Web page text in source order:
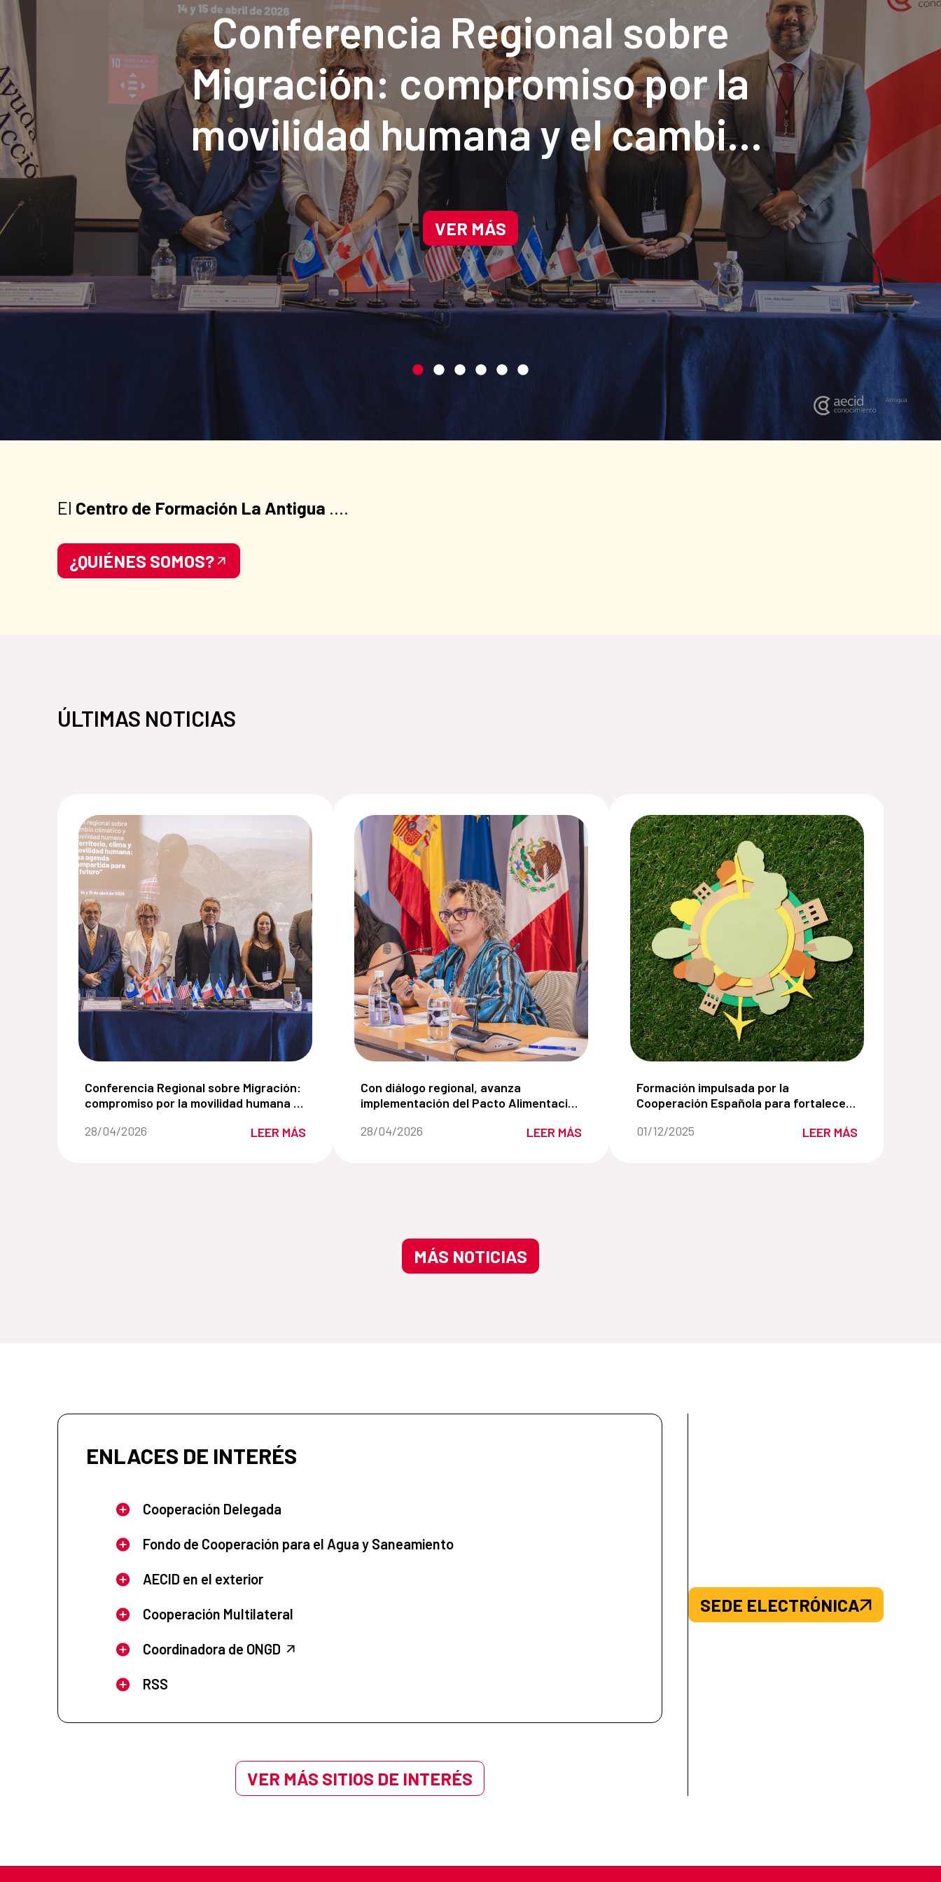
Conferencia Regional sobre
Migración: compromiso por la
movilidad humana y el cambio
climático
VER MÁS
El Centro de Formación La Antigua ....
¿QUIÉNES SOMOS?
ÚLTIMAS NOTICIAS
Conferencia Regional sobre Migración: compromiso por la movilidad humana y el cambio climático:
Conferencia Regional sobre Migración:
compromiso por la movilidad humana y
Fecha de la noticia::
28/04/2026 LEER MÁS
Con diálogo regional, avanza implementación del Pacto Alimentación Primero:
Con diálogo regional, avanza
implementación del Pacto Alimentación
Fecha de la noticia::
28/04/2026 LEER MÁS
Formación impulsada por la Cooperación Española
Formación impulsada por la
Cooperación Española para fortalecer
consumo más sostenible
Fecha de la noticia::
01/12/2025 LEER MÁS
MÁS NOTICIAS
ENLACES DE INTERÉS
Cooperación Delegada
Fondo de Cooperación para el Agua y Saneamiento
AECID en el exterior
Cooperación Multilateral
Coordinadora de ONGD
RSS
VER MÁS SITIOS DE INTERÉS
SEDE ELECTRÓNICA